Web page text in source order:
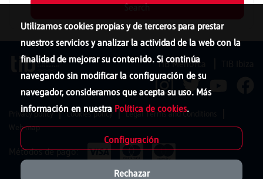
Utilizamos cookies propias y de terceros para prestar
nuestros servicios y analizar la actividad de la web con la
finalidad de mejorar su contenido. Si continúa
navegando sin modificar la configuración de su
navegador, consideramos que acepta su uso. Más
información en nuestra Política de cookies.
Configuración
Rechazar
TIB Menorca
Privacy policy Cookies policy
Legal Terms and Conditions
Web map
Métodos de pago: